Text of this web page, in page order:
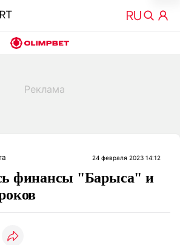
24 февраля 2023 14:12
финансы "Барыса" и